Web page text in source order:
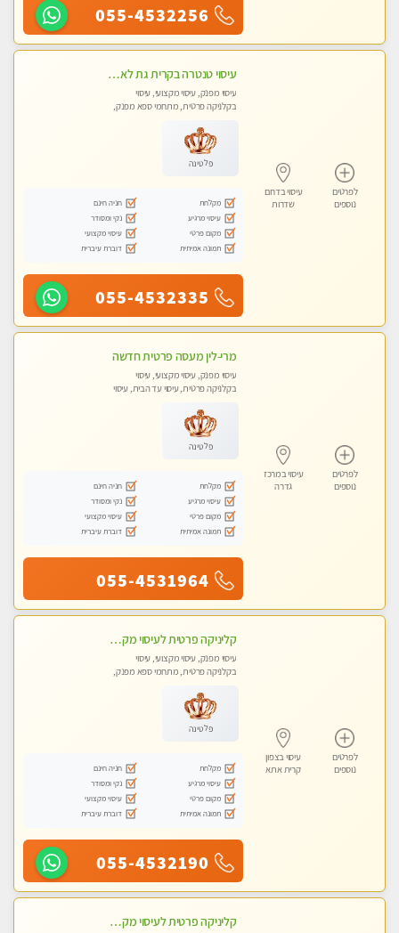
055-4532256
לפרטים
נוספים
עיסוי בדרום
שדרות
עיסוי טנטרה בקרית גת לא מה שחשבת הרבה יותר ממה שדמיינת פרטי!!! Highly recommended
עיסוי מפנק, עיסוי מקצועי, עיסוי
בקלניקה פרטית, מתחמי ספא מפנק,
טנטרה
פלטינה
מקלחת
חניה חינם
עיסוי מרגיע
נקי ומסודר
מקום פרטי
עיסוי מקצועי
תמונה אמיתית
דוברת עיברית
055-4532335
לפרטים
נוספים
עיסוי במרכז
גדרה
מרי-לין מעסה פרטית חדשה
עיסוי מפנק, עיסוי מקצועי, עיסוי
בקלניקה פרטית, עיסוי עד הבית, עיסוי
פלטינה
מקלחת
חניה חינם
עיסוי מרגיע
נקי ומסודר
מקום פרטי
עיסוי מקצועי
תמונה אמיתית
דוברת עיברית
055-4531964
לפרטים
נוספים
עיסוי בצפון
קרית אתא
קליניקה פרטית לעיסוי מקצועי ואלטרנטיבי ברמה גבוהה VIP תתקשר ..... highly recommended..new in the city
עיסוי מפנק, עיסוי מקצועי, עיסוי
בקלניקה פרטית, מתחמי ספא מפנק,
טנטרה, עיסוי מגבר לגבר, עיסוי מגבר
לאישה
פלטינה
מקלחת
חניה חינם
עיסוי מרגיע
נקי ומסודר
מקום פרטי
עיסוי מקצועי
תמונה אמיתית
דוברת עיברית
055-4532190
קליניקה פרטית לעיסוי מקצועי ואלטרנטיבי ברמה גבוהה VIP תתקשר ..... highly recommended..new in the city